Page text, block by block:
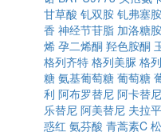
甘草酸 钆双胺 钆弗塞胺
香 神经节苷脂 加洛糖胺
烯 孕二烯酮 羟色胺酮
格列齐特 格列美脲 格
糖 氨基葡萄糖 葡萄糖
利 阿布罗替尼 阿卡替尼
乐替尼 阿美替尼 夫拉
惑红 氨芬酸 青蒿素C